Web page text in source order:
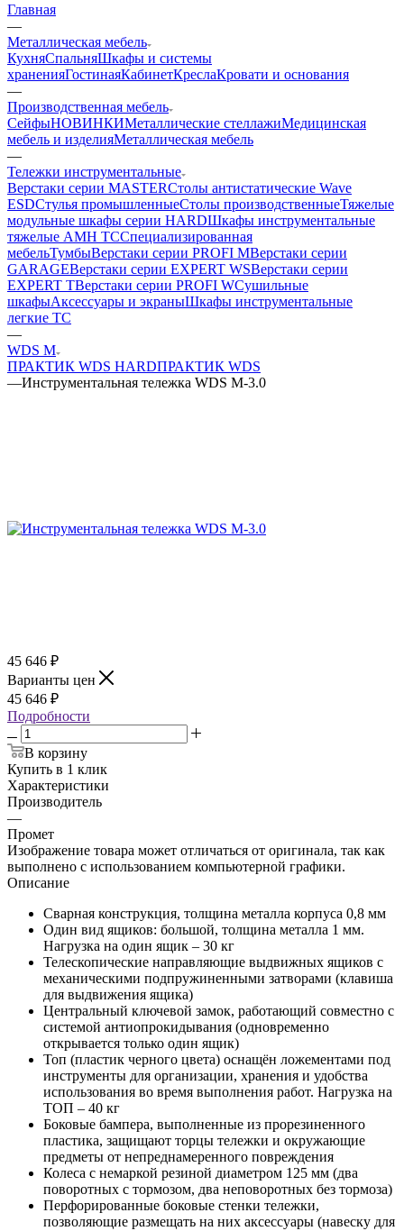
Главная
—
Металлическая мебель
КухняСпальняШкафы и системы
храненияГостинаяКабинетКреслаКровати и основания
—
Производственная мебель
СейфыНОВИНКИМеталлические стеллажиМедицинская
мебель и изделияМеталлическая мебель
—
Тележки инструментальные
Верстаки серии MASTERСтолы антистатические Wave
ESDСтулья промышленныеСтолы производственныеТяжелые
модульные шкафы серии HARDШкафы инструментальные
тяжелые AMH TCCпециализированная
мебельТумбыВерстаки серии PROFI MВерстаки серии
GARAGEВерстаки серии EXPERT WSВерстаки серии
EXPERT TВерстаки серии PROFI WCушильные
шкафыАксессуары и экраныШкафы инструментальные
легкие ТС
—
WDS M
ПРАКТИК WDS HARDПРАКТИК WDS
—Инструментальная тележка WDS M-3.0
45 646 ₽
Варианты цен
45 646 ₽
Подробности
В корзину
Купить в 1 клик
Характеристики
Производитель
—
Промет
Изображение товара может отличаться от оригинала, так как
выполнено с использованием компьютерной графики.
Описание
Сварная конструкция, толщина металла корпуса 0,8 мм
Один вид ящиков: большой, толщина металла 1 мм.
Нагрузка на один ящик – 30 кг
Телескопические направляющие выдвижных ящиков с
механическими подпружиненными затворами (клавиша
для выдвижения ящика)
Центральный ключевой замок, работающий совместно с
системой антиопрокидывания (одновременно
открывается только один ящик)
Топ (пластик черного цвета) оснащён ложементами под
инструменты для организации, хранения и удобства
использования во время выполнения работ. Нагрузка на
ТОП – 40 кг
Боковые бампера, выполненные из прорезиненного
пластика, защищают торцы тележки и окружающие
предметы от непреднамеренного повреждения
Колеса с немаркой резиной диаметром 125 мм (два
поворотных с тормозом, два неповоротных без тормоза)
Перфорированные боковые стенки тележки,
позволяющие размещать на них аксессуары (навеску для